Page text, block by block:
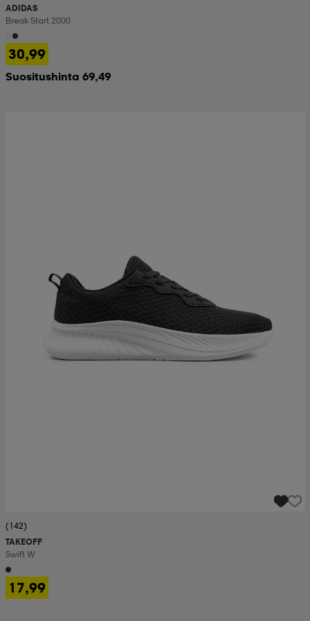
ADIDAS
Break Start 2000
30,99
Suositushinta 69,49
(142)
TAKEOFF
Swift W
17,99